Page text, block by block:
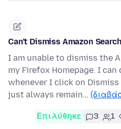
Can't Dismiss Amazon
I am unable to dismiss the
my Firefox Homepage. I
whenever I click on
just always remain…
Επιλύθηκε 3 1